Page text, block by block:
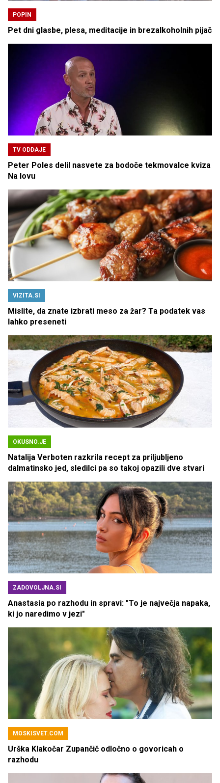
POPIN
Pet dni glasbe, plesa, meditacije in brezalkoholnih pijač
TV ODDAJE
Peter Poles delil nasvete za bodoče tekmovalce kviza
Na lovu
VIZITA.SI
Mislite, da znate izbrati meso za žar? Ta podatek vas
lahko preseneti
OKUSNO.JE
Natalija Verboten razkrila recept za priljubljeno
dalmatinsko jed, sledilci pa so takoj opazili dve stvari
ZADOVOLJNA.SI
Anastasia po razhodu in spravi: "To je največja napaka,
ki jo naredimo v jezi"
MOSKISVET.COM
Urška Klakočar Zupančič odločno o govoricah o
razhodu